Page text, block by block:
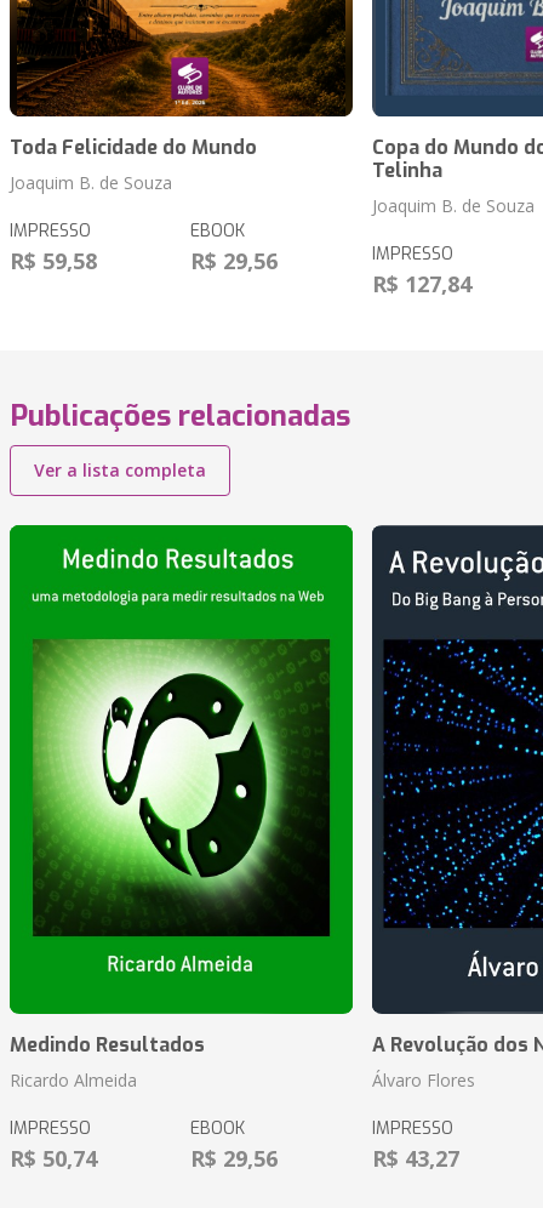
Toda Felicidade do Mundo
Joaquim B. de Souza
IMPRESSO
R$ 59,58
EBOOK
R$ 29,56
Copa do Mundo
Telinha
Joaquim B. de Souza
IMPRESSO
R$ 127,84
Publicações relacionadas
Ver a lista completa
Medindo Resultados
Ricardo Almeida
IMPRESSO
R$ 50,74
EBOOK
R$ 29,56
A Revolução dos
Álvaro Flores
IMPRESSO
R$ 43,27